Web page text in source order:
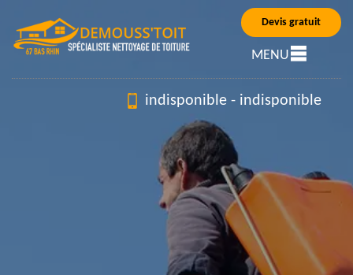
Devis gratuit
MENU
indisponible - indisponible